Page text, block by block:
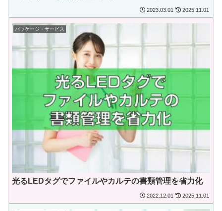
2023.03.01 2025.11.01
パッケージ・サービス
光るLEDタグでファイルやカルテの書類管理を省力化
2022.12.01 2025.11.01